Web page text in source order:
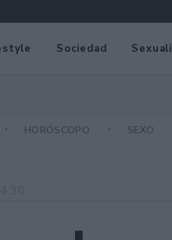
Sociedad
HORÓSCOPO SEXO